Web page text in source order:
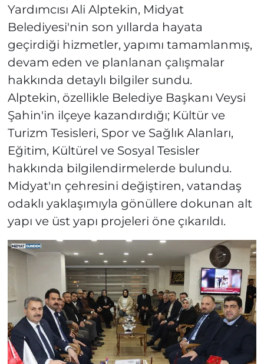
Yardımcısı Ali Alptekin, Midyat
Belediyesi'nin son yıllarda hayata
geçirdiği hizmetler, yapımı tamamlanmış,
devam eden ve planlanan çalışmalar
hakkında detaylı bilgiler sundu.
Alptekin, özellikle Belediye Başkanı Veysi
Şahin'in ilçeye kazandırdığı; Kültür ve
Turizm Tesisleri, Spor ve Sağlık Alanları,
Eğitim, Kültürel ve Sosyal Tesisler
hakkında bilgilendirmelerde bulundu.
Midyat'ın çehresini değiştiren, vatandaş
odaklı yaklaşımıyla gönüllere dokunan alt
yapı ve üst yapı projeleri öne çıkarıldı.